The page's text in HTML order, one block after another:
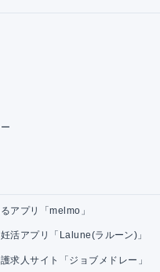
アプリ「melmo」
活アプリ「Lalune(ラルーン)」
求人サイト「ジョブメドレー」